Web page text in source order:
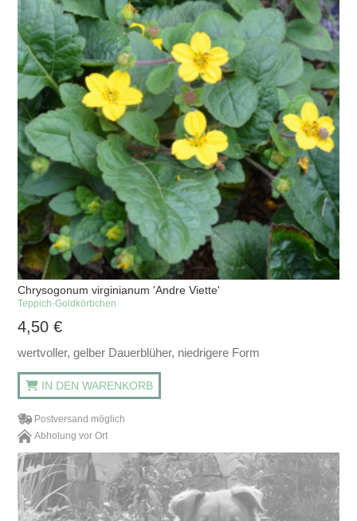
Chrysogonum virginianum 'Andre Viette'
Teppich-Goldkörbchen
4,50€
wertvoller, gelber Dauerblüher, niedrigere Form
IN DEN WARENKORB
Postversand möglich
Abholung vor Ort